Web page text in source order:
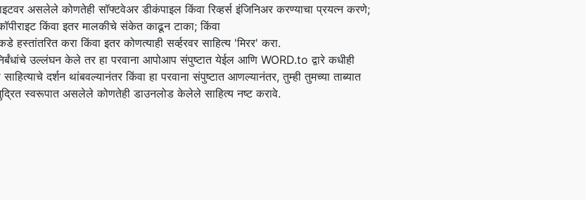
असलेले कोणतेही सॉफ्टवेअर डीकंपाइल किंवा रिव्हर्स इंजिनिअर करण्याचा प्रयत्न करणे;
किंवा इतर मालकीचे संकेत काढून टाका; किंवा
हस्तांतरित करा किंवा इतर कोणत्याही सर्व्हरवर साहित्य 'मिरर' करा.
उल्लंघन केले तर हा परवाना आपोआप संपुष्टात येईल आणि WORD.to द्वारे कधीही
दर्शन थांबवल्यानंतर किंवा हा परवाना संपुष्टात आणल्यानंतर, तुम्ही तुमच्या ताब्यात
स्वरूपात असलेले कोणतेही डाउनलोड केलेले साहित्य नष्ट करावे.